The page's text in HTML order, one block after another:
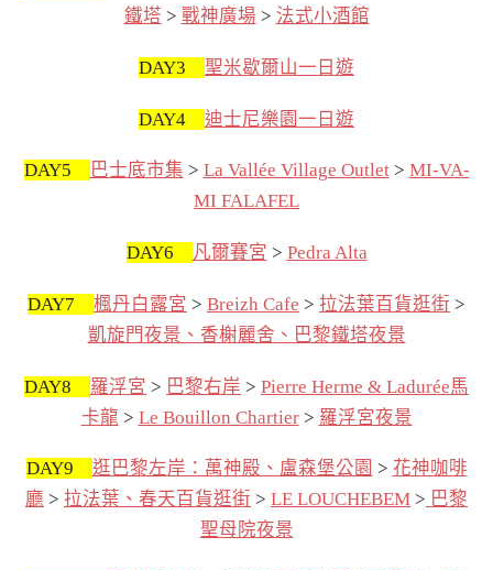
鐵塔 > 戰神廣場 > 法式小酒館
DAY3 聖米歇爾山一日遊
DAY4 迪士尼樂園一日遊
DAY5 巴士底市集 > La Vallée Village Outlet> MI-VA-
MI FALAFEL
DAY6 凡爾賽宮 > Pedra Alta
DAY7 楓丹白露宮 > Breizh Cafe > 拉法葉百貨逛街 >
凱旋門夜景、香榭麗舍、巴黎鐵塔夜景
DAY8 羅浮宮 > 巴黎右岸 > Pierre Herme & Ladurée馬
卡龍 > Le Bouillon Chartier> 羅浮宮夜景
DAY9 逛巴黎左岸：萬神殿、盧森堡公園 > 花神咖啡
廳 > 拉法葉、春天百貨逛街 > LE LOUCHEBEM > 巴黎
聖母院夜景